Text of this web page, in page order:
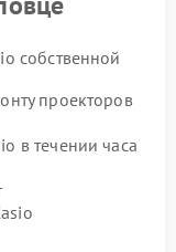
собственной
проекторов
в течении часа